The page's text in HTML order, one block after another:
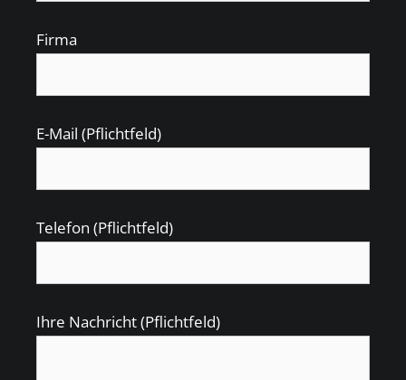
Firma
E-Mail (Pflichtfeld)
Telefon (Pflichtfeld)
Ihre Nachricht (Pflichtfeld)